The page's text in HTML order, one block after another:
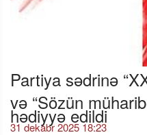
Partiya sədrinə
və “Sözün
hədiyyə edildi
31 dekabr 2025 18:23